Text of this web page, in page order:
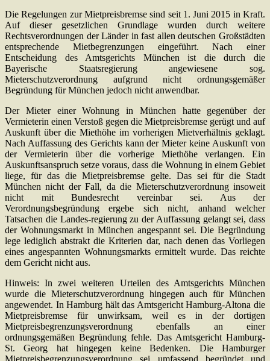
Die Regelungen zur Mietpreisbremse sind seit 1. Juni 2015 in Kraft.
Auf dieser gesetzlichen Grundlage wurden durch weitere
Rechtsverordnungen der Länder in fast allen deutschen Großstädten
entsprechende Mietbegrenzungen eingeführt. Nach einer
Entscheidung des Amtsgerichts München ist die durch die
Bayerische Staatsregierung angewiesene sog.
Mieterschutzverordnung aufgrund nicht ordnungsgemäßer
Begründung für München jedoch nicht anwendbar.
Der Mieter einer Wohnung in München hatte gegenüber der
Vermieterin einen Verstoß gegen die Mietpreisbremse gerügt und auf
Auskunft über die Miethöhe im vorherigen Mietverhältnis geklagt.
Nach Auffassung des Gerichts kann der Mieter keine Auskunft von
der Vermieterin über die vorherige Miethöhe verlangen. Ein
Auskunftsanspruch setze voraus, dass die Wohnung in einem Gebiet
liege, für das die Mietpreisbremse gelte. Das sei für die Stadt
München nicht der Fall, da die Mieterschutzverordnung insoweit
nicht mit Bundesrecht vereinbar sei. Aus der
Verordnungsbegründung ergebe sich nicht, anhand welcher
Tatsachen die Landes-regierung zu der Auffassung gelangt sei, dass
der Wohnungsmarkt in München angespannt sei. Die Begründung
lege lediglich abstrakt die Kriterien dar, nach denen das Vorliegen
eines angespannten Wohnungsmarkts ermittelt wurde. Das reichte
dem Gericht nicht aus.
Hinweis: In zwei weiteren Urteilen des Amtsgerichts München
wurde die Mieterschutzverordnung hingegen auch für München
angewendet. In Hamburg hält das Amtsgericht Hamburg-Altona die
Mietpreisbremse für unwirksam, weil es in der dortigen
Mietpreisbegrenzungsverordnung ebenfalls an einer
ordnungsgemäßen Begründung fehle. Das Amtsgericht Hamburg-
St. Georg hat hingegen keine Bedenken. Die Hamburger
Mietpreisbegrenzungsverordnung sei umfassend begründet und